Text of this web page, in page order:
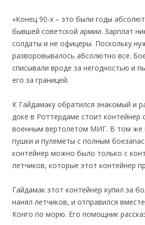
«Конец 90-х – это были годы
бывшей советской армии. Зарплат
солдаты и не офицеры. Поскольку
разворовывалось абсолютно все.
списывали вроде за негодностью и
его за границей.
К Гайдамаку обратился знакомый и
доке в Роттердаме стоит контейнер
военным вертолетом МИГ. В том же
пушки и пулеметы с полным
контейнер можно было только с
летчиков, которые этот контейнер
Гайдамак этот контейнер купил за
нанял летчиков, и отправился
Конго по морю. Его помощник